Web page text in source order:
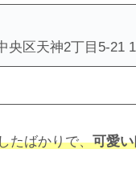
央区天神2丁目5-21
たばかりで、可愛